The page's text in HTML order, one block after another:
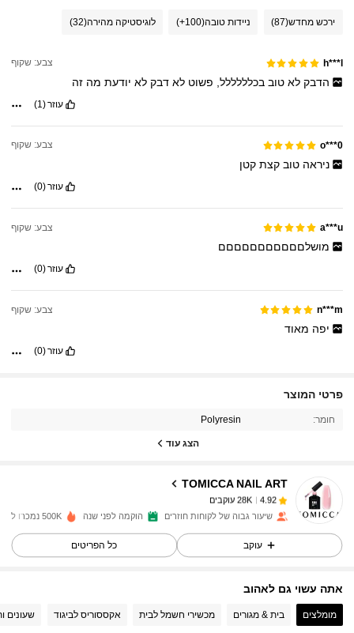
ירכש מחדש(87) ניידות טובה(100+) לוגיסטיקה מהירה(32)
h***l צבע: שקוף
הדבק לא טוב בכלללללל, פשוט לא דבק לא יודעת מה זה
עוזר(1)
o***0 צבע: שקוף
ניראה טוב קצת קטן
עוזר(0)
a***u צבע: שקוף
מושלםםםםםםםםםםם
עוזר(0)
n***m צבע: שקוף
יפה מאוד
עוזר(0)
פרטי המוצר
חומר: Polyresin
הצג עוד
TOMICCA NAIL ART
4.92 28K עוקבים
28K עוקבים
שיעור גבוה של לקוחות חוזרים הוקמה לפני שנה 500K נמכרו לאחרונה
עוקב כל הפריטים
אתה עשוי גם לאהוב
מומלצים בית & מגורים מכשירי חשמל לבית אקססוריס לביגוד שעונים